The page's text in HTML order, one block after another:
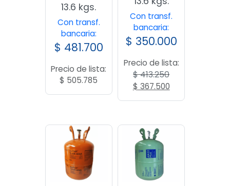
13.6 kgs.
Con transf.
bancaria:
$ 481.700
Precio de lista:
$ 505.785
Con transf.
bancaria:
$ 350.000
Precio de lista:
$413.250
El
$ 413.250.
$ 367.500El
precio